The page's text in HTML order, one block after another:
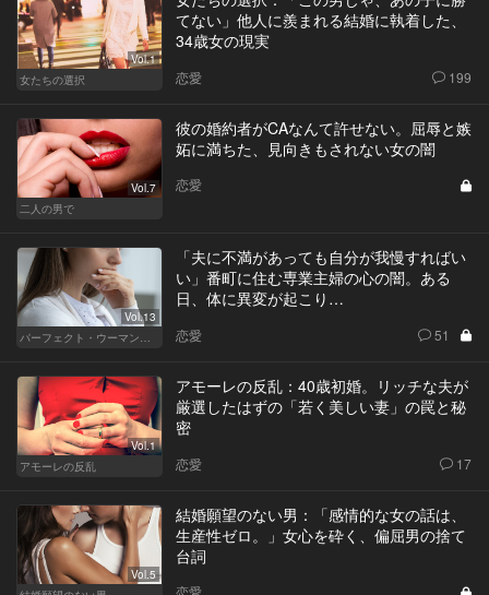
Vol.1
女たちの選択
てない」他人に羨まれる結婚に執着した、
34歳女の現実
恋愛 199
Vol.7
二人の男で
彼の婚約者がCAなんて許せない。屈辱と嫉
妬に満ちた、見向きもされない女の闇
恋愛
Vol.13
パーフェクト・ウーマン～都心5区の女たち～
「夫に不満があっても自分が我慢すればい
い」番町に住む専業主婦の心の闇。ある
日、体に異変が起こり…
恋愛 51
Vol.1
アモーレの反乱
アモーレの反乱：40歳初婚。リッチな夫が
厳選したはずの「若く美しい妻」の罠と秘
密
恋愛 17
Vol.5
結婚願望のない男：「感情的な女の話は、
生産性ゼロ。」女心を砕く、偏屈男の捨て
台詞
恋愛